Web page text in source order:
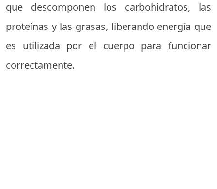
que descomponen los carbohidratos, las
proteínas y las grasas, liberando energía que
es utilizada por el cuerpo para funcionar
correctamente.